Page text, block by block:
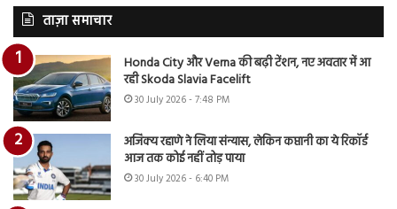
ताज़ा समाचार
Honda City और Verna की बढ़ी टेंशन, नए अवतार में आ
रही Skoda Slavia Facelift
30 July 2026 - 7:48 PM
अजिंक्य रहाणे ने लिया संन्यास, लेकिन कप्तानी का ये रिकॉर्ड
आज तक कोई नहीं तोड़ पाया
30 July 2026 - 6:40 PM